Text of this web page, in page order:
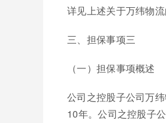
详见上述关于万纬物流
三、担保事项三
（一）担保事项概述
公司之控股子公司万
10年。公司之控股子